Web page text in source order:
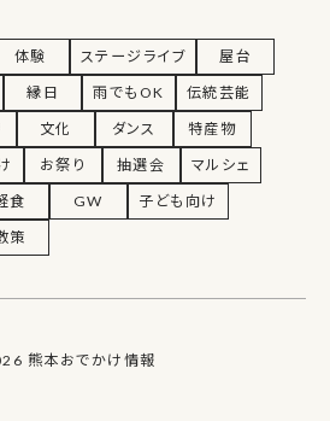
体験 ステージライブ
屋台
縁日 雨でもOK
伝統芸能
文化 ダンス
特産物
お祭り 抽選会
マルシェ
食 GW
子ども向け
策
熊本おでかけ情報